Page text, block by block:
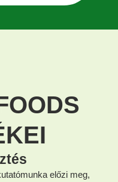
előzi meg,